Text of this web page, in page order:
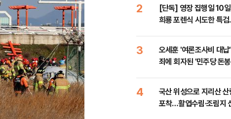
2
[단독] 영장 집행일 10
희룡 포렌식 시도한 특
3
오세훈 '여론조사비 대납
죄에 회자된 '민주당 돈
4
국산 위성으로 지리산
포착…활엽수림·조림지